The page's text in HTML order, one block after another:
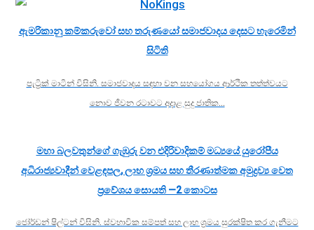
ඇමරිකානු කම්කරුවෝ සහ තරුණයෝ සමාජවාදය දෙසට හැරෙමින්
සිටිති
පැට්‍රික් මාටින් විසිනි. සමාජවාදය සඳහා වන සහයෝගය ආර්ථික තත්ත්වයට
නොව ජීවන රටාවට අදාළ සුදු ජාතික…
මහා බලවතුන්ගේ ගැඹුරු වන එදිරිවාදිකම් මධ්‍යයේ යුරෝපීය
අධිරාජ්‍යවාදීන් වෙළඳපල, ලාභ ශ්‍රමය සහ තීරණාත්මක අමුද්‍රව්‍ය වෙත
ප්‍රවේශය සොයති —2 කොටස
ජෝර්ඩන් ෂිල්ටන් විසිනි. ස්වභාවික සම්පත් සහ ලාභ ශ්‍රමය සුරක්ෂිත කර ගැනීමට